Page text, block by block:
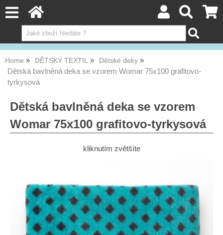
Home DĚTSKÝ TEXTIL Dětské deky
Dětská bavlněná deka se vzorem Womar 75x100 grafitovo-
tyrkysová
Dětská bavlněná deka se vzorem
Womar 75x100 grafitovo-tyrkysová
kliknutím zvětšíte